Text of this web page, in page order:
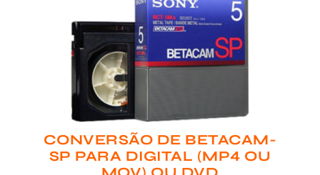
CONVERSÃO DE BETACAM-
SP PARA DIGITAL (MP4 OU